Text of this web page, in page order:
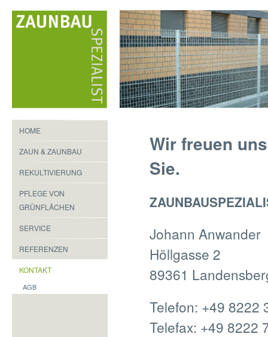
HOME
ZAUN & ZAUNBAU
REKULTIVIERUNG
PFLEGE VON
GRÜNFLÄCHEN
SERVICE
REFERENZEN
KONTAKT
AGB
Wir freuen
Sie.
Johann Anwander
Höllgasse 2
89361
Telefon: +49 8222
Telefax: +49 8222